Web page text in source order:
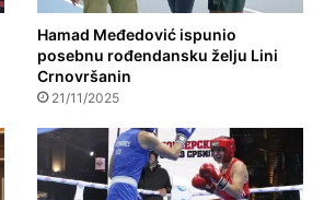
Hamad Međedović ispunio
posebnu rođendansku želju Lini
Crnovršanin
21/11/2025